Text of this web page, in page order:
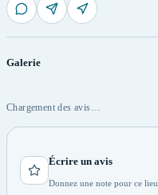
Galerie
Chargement des avis…
Écrire un avis
Donnez une note pour ce lieu